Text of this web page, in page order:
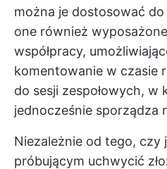
można je dostosować do
one również
współpracy,
komentowanie w czasie
do sesji zespołowych, w
jednocześnie sporządza
Niezależnie od tego, czy
próbującym uchwycić